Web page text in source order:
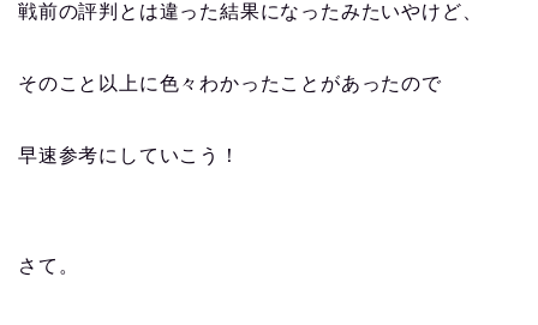
戦前の評判とは違った結果になったみたいやけど、
そのこと以上に色々わかったことがあったので
早速参考にしていこう！
さて。